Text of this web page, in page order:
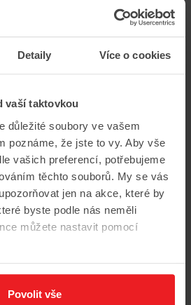
Detaily Více o cookies
vaší taktovkou
důležité soubory ve vašem
poznáme, že jste to vy. Aby vše
vašich preferencí, potřebujeme
těchto souborů. My se vás
jen na akce, které by
byste podle nás neměli
můžete nastavit pomocí
Povolit vše